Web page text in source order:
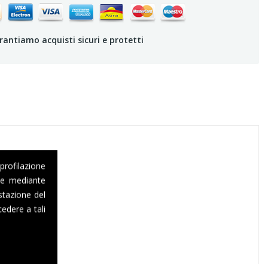
acquisti sicuri e protetti
mediante
del
a tali